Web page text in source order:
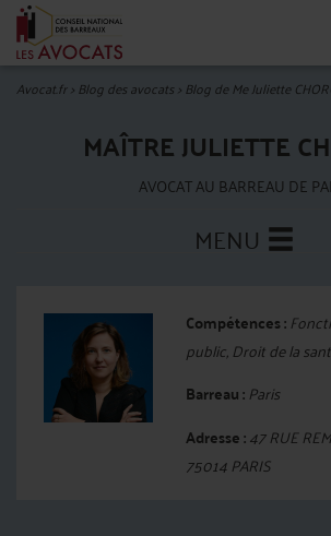
Avocat.fr>Blog des avocats >Blog de Me Juliette
MAÎTRE JULIETTE
AVOCAT AU BARREAU DE
MENU
Compétences :
public, Droit de la
Barreau : Paris
Adresse :47 RUE
75014 PARIS